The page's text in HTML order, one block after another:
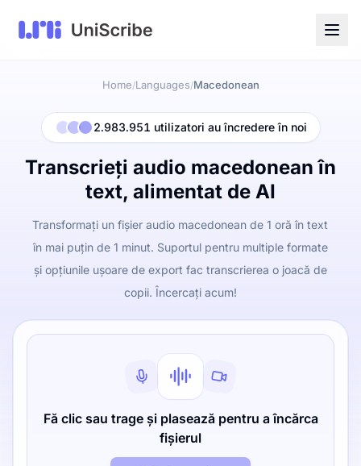
Home/Languages/Macedonean
2.983.951 utilizatori au încredere în noi
Transcrieți audio macedonean în
text, alimentat de AI
Transformați un fișier audio macedonean de 1 oră în text
în mai puțin de 1 minut. Suportul pentru multiple formate
și opțiunile ușoare de export fac transcrierea o joacă de
copii. Încercați acum!
Fă clic sau trage și plasează pentru a încărca
fișierul